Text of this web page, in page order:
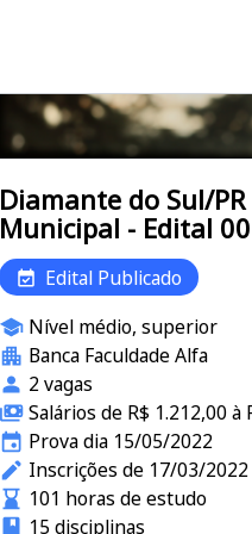
Diamante do Sul/
Municipal - Edital
Edital Publicado
Nível médio, superior
Banca Faculdade Alfa
2 vagas
Salários de R$ 1.212,00 à
Prova dia 15/05/2022
Inscrições de 17/03/
101 horas de estudo
15 disciplinas